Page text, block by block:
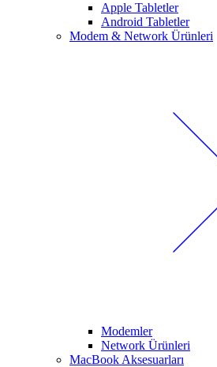
Apple Tabletler
Android Tabletler
Modem & Network Ürünleri
Modemler
Network Ürünleri
MacBook Aksesuarları